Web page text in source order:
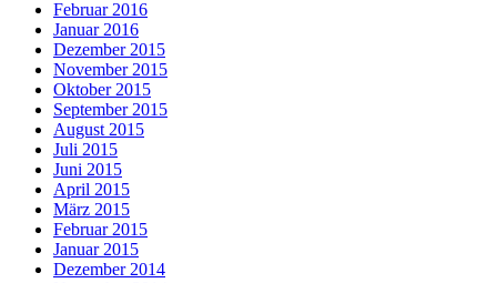
Februar 2016
Januar 2016
Dezember 2015
November 2015
Oktober 2015
September 2015
August 2015
Juli 2015
Juni 2015
April 2015
März 2015
Februar 2015
Januar 2015
Dezember 2014